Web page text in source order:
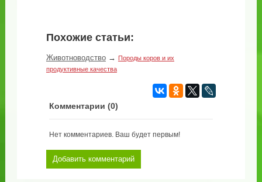
Похожие статьи:
Животноводство→ Породы коров и их
продуктивные качества
Комментарии (0)
Нет комментариев. Ваш будет первым!
Добавить комментарий